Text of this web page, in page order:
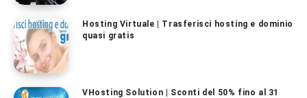
Hosting Virtuale | Trasferisci hosting e dominio
quasi gratis
VHosting Solution | Sconti del 50% fino al 31